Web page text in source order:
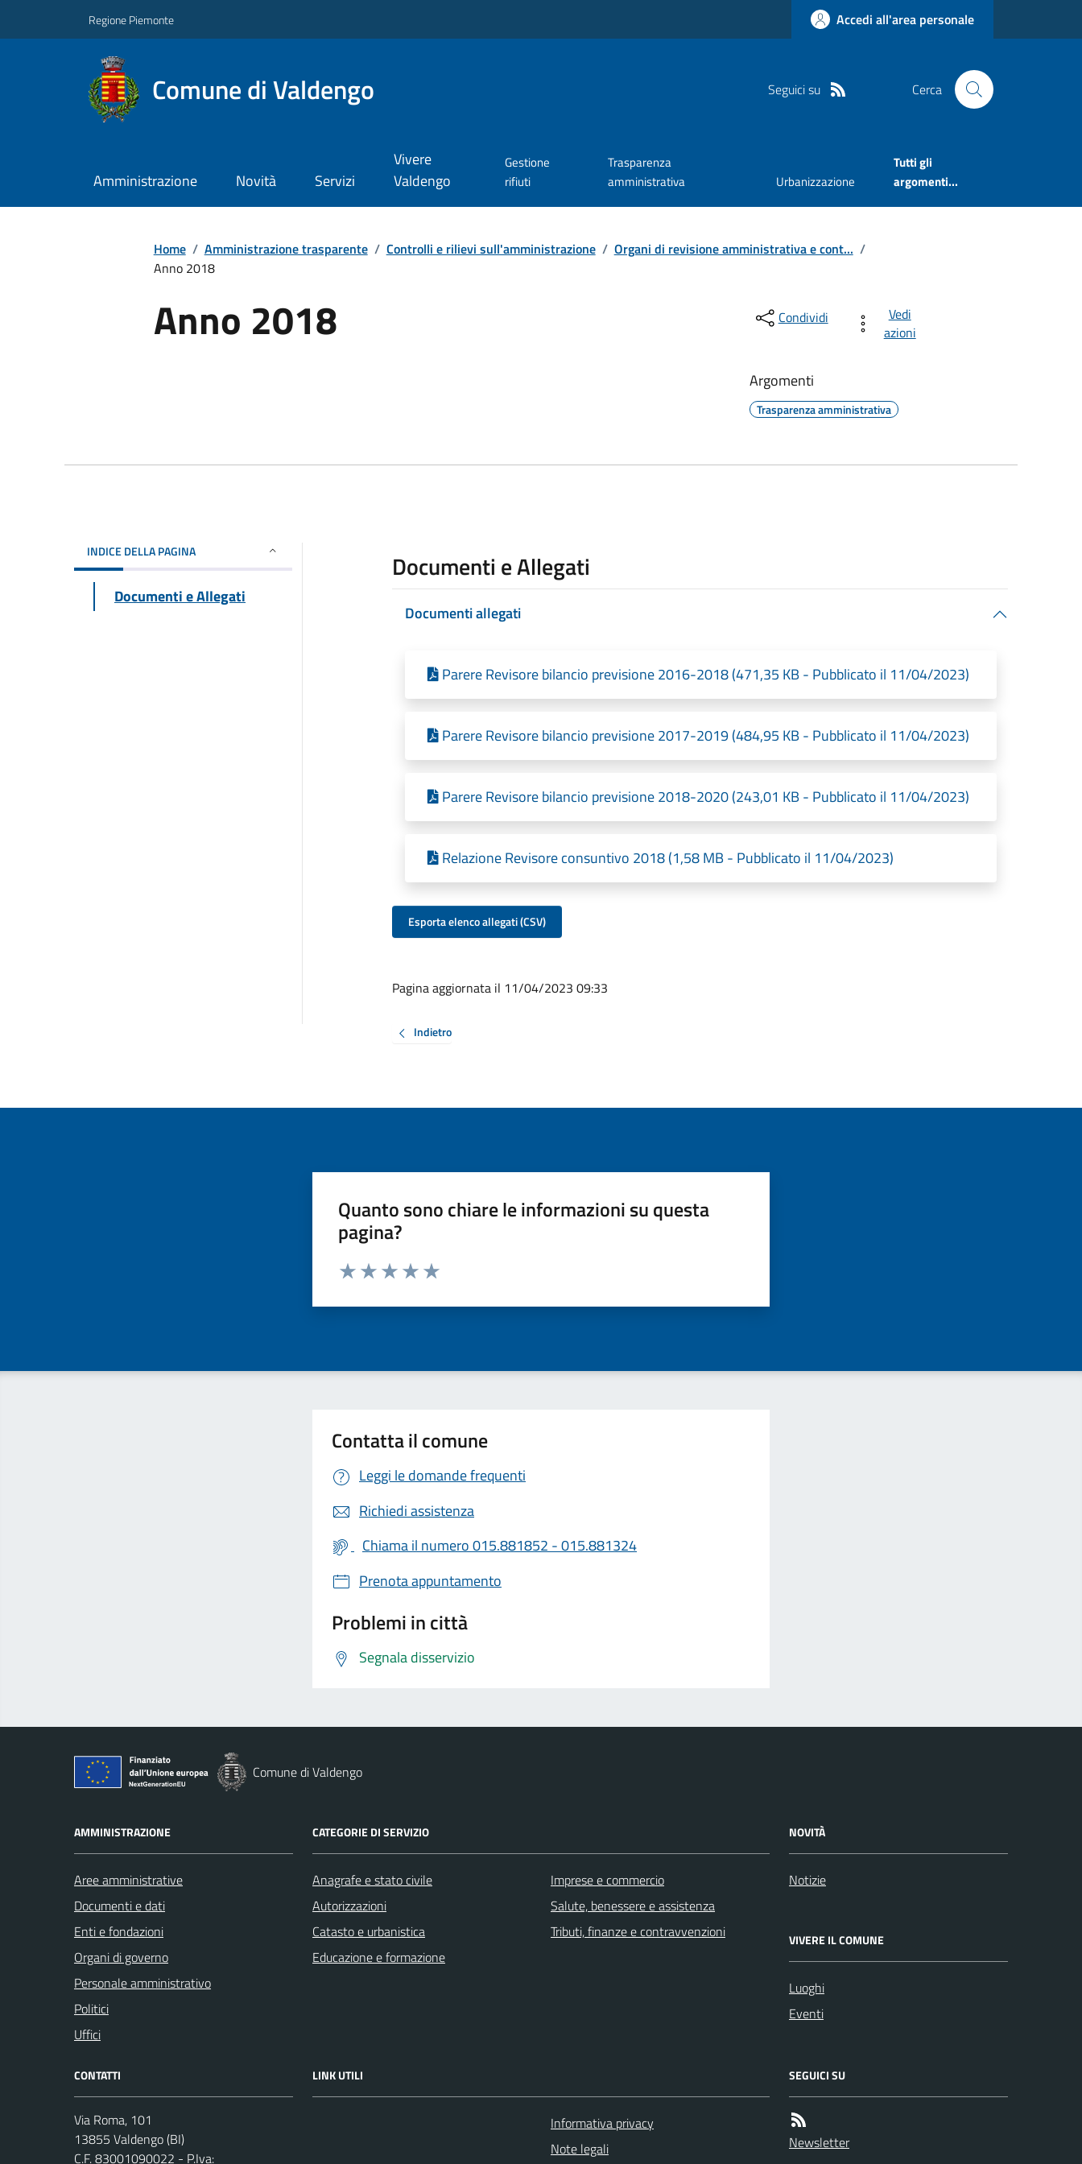
Regione Piemonte Accedi all'area personale
Comune di Valdengo Seguici su Cerca
Amministrazione Novità Servizi
Vivere
Valdengo
Gestione
rifiuti
Trasparenza
amministrativa
Urbanizzazione
Tutti gli
argomenti...
Home / Amministrazione trasparente / Controlli e rilievi sull'amministrazione / Organi di revisione amministrativa e cont... /
Anno 2018
Anno 2018 Condividi
Vedi
azioni
Argomenti
Trasparenza amministrativa
INDICE DELLA PAGINA
Documenti e Allegati
Documenti e Allegati
Documenti allegati
Parere Revisore bilancio previsione 2016-2018 (471,35 KB - Pubblicato il 11/04/2023)
Parere Revisore bilancio previsione 2017-2019 (484,95 KB - Pubblicato il 11/04/2023)
Parere Revisore bilancio previsione 2018-2020 (243,01 KB - Pubblicato il 11/04/2023)
Relazione Revisore consuntivo 2018 (1,58 MB - Pubblicato il 11/04/2023)
Esporta elenco allegati (CSV)
Pagina aggiornata il 11/04/2023 09:33
Indietro
Quanto sono chiare le informazioni su questa
pagina?
Valuta da 1 a 5 stelle la pagina
Contatta il comune
Leggi le domande frequenti
Richiedi assistenza
Chiama il numero 015.881852 - 015.881324
Prenota appuntamento
Problemi in città
Segnala disservizio
Comune di Valdengo
AMMINISTRAZIONE
Aree amministrative
Documenti e dati
Enti e fondazioni
Organi di governo
Personale amministrativo
Politici
Uffici
CATEGORIE DI SERVIZIO
Anagrafe e stato civile
Autorizzazioni
Catasto e urbanistica
Educazione e formazione
Imprese e commercio
Salute, benessere e assistenza
Tributi, finanze e contravvenzioni
NOVITÀ
Notizie
VIVERE IL COMUNE
Luoghi
Eventi
CONTATTI
Via Roma, 101
13855 Valdengo (BI)
C.F. 83001090022 - P.Iva:
LINK UTILI
Informativa privacy
Note legali
SEGUICI SU
Newsletter